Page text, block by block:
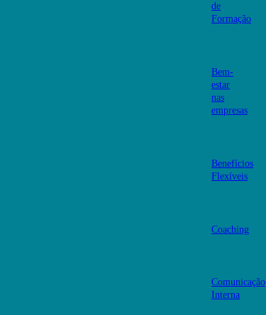
de
Formação
Bem-
estar
nas
empresas
Benefícios
Flexíveis
Coaching
Comunicação
Interna